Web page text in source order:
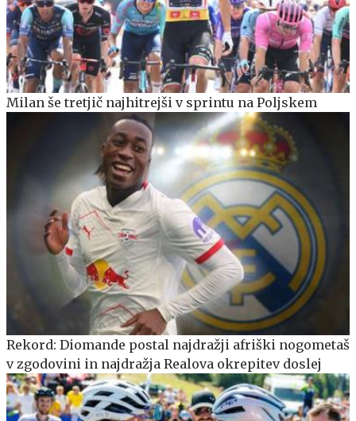
Milan še tretjič najhitrejši v sprintu na Poljskem
Rekord: Diomande postal najdražji afriški nogometaš
v zgodovini in najdražja Realova okrepitev doslej